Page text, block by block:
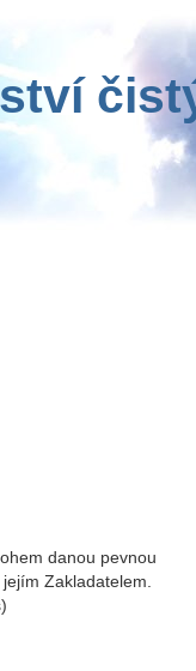
danou pevnou
Zakladatelem.